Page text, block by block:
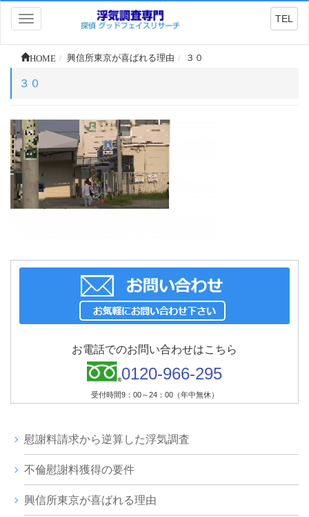
Toggle
navigation
TEL
HOME 興信所東京が喜ばれる理由 ３０
３０
お電話でのお問い合わせはこちら
0120-966-295
受付時間9：00～24：00（年中無休）
慰謝料請求から逆算した浮気調査
不倫慰謝料獲得の要件
興信所東京が喜ばれる理由